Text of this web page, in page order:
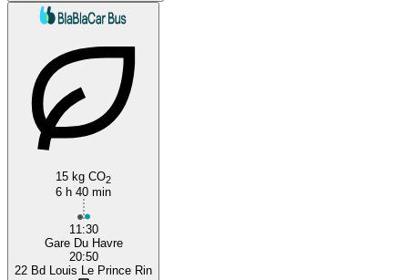
15 kg CO2
6 h 40 min
11:30
Gare Du Havre
20:50
22 Bd Louis Le Prince Rin